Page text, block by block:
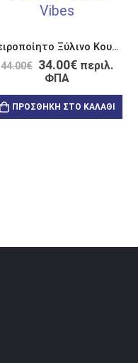
Χειροποίητο Ξύλινο Κουτί με Διπλό Λουστράρισμα & Χάραξη Λέιζερ
44.00€ 34.00€ περιλ.
ΦΠΑ
ΠΡΟΣΘΉΚΗ ΣΤΟ ΚΑΛΆΘΙ